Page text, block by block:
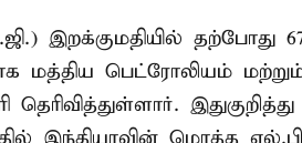
இறக்குமதியில் தற்போது
மத்திய பெட்ரோலியம்
தெரிவித்துள்ளார்.